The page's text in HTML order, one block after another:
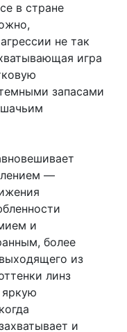
в стране
не так
игра
запасами
—
и
более
из
линз
и